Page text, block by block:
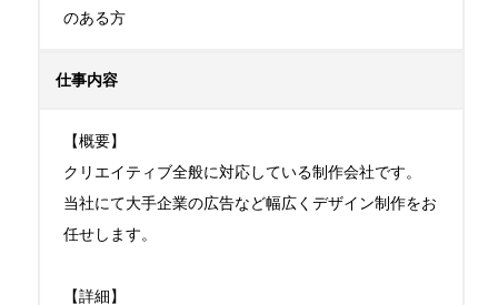
のある方
仕事内容
【概要】
クリエイティブ全般に対応している制作会社です。
当社にて大手企業の広告など幅広くデザイン制作をお
任せします。
【詳細】